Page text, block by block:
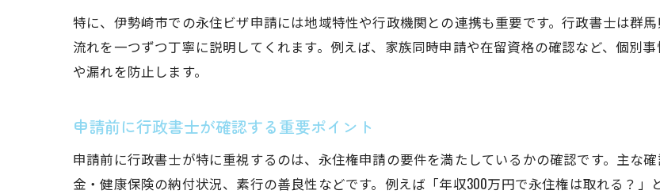
行政書士による年収別の永住申請成功のコ
行政書士が解説する年収条件の最新ポイ
行政書士が伊勢崎市申請者に寄り添うサ
行政書士による地域密着型のきめ細かい
特に、伊勢崎市での永住ビザ申請には地域特性や行政機関との連携も重要です。行政書士は群
流れを一つずつ丁寧に説明してくれます。例えば、家族同時申請や在留資格の確認など、個別
や漏れを防止します。
申請前に行政書士が確認する重要ポイント
申請前に行政書士が特に重視するのは、永住権申請の要件を満たしているかの確認です。主な
金・健康保険の納付状況、素行の善良性などです。例えば「年収300万円で永住権は取れる？」